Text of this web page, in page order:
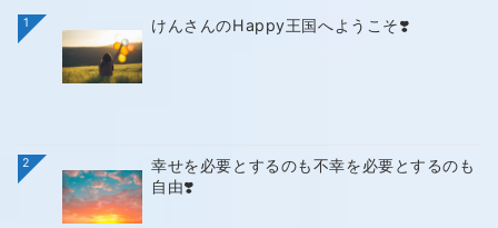
1 けんさんのHappy王国へようこそ❣️
2
幸せを必要とするのも不幸を必要とするのも
自由❣️